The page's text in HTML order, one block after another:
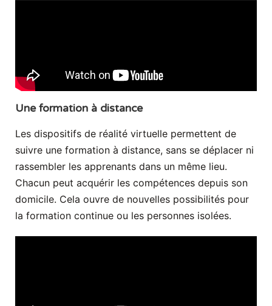
Une formation à distance
Les dispositifs de réalité virtuelle permettent de
suivre une formation à distance, sans se déplacer ni
rassembler les apprenants dans un même lieu.
Chacun peut acquérir les compétences depuis son
domicile. Cela ouvre de nouvelles possibilités pour
la formation continue ou les personnes isolées.